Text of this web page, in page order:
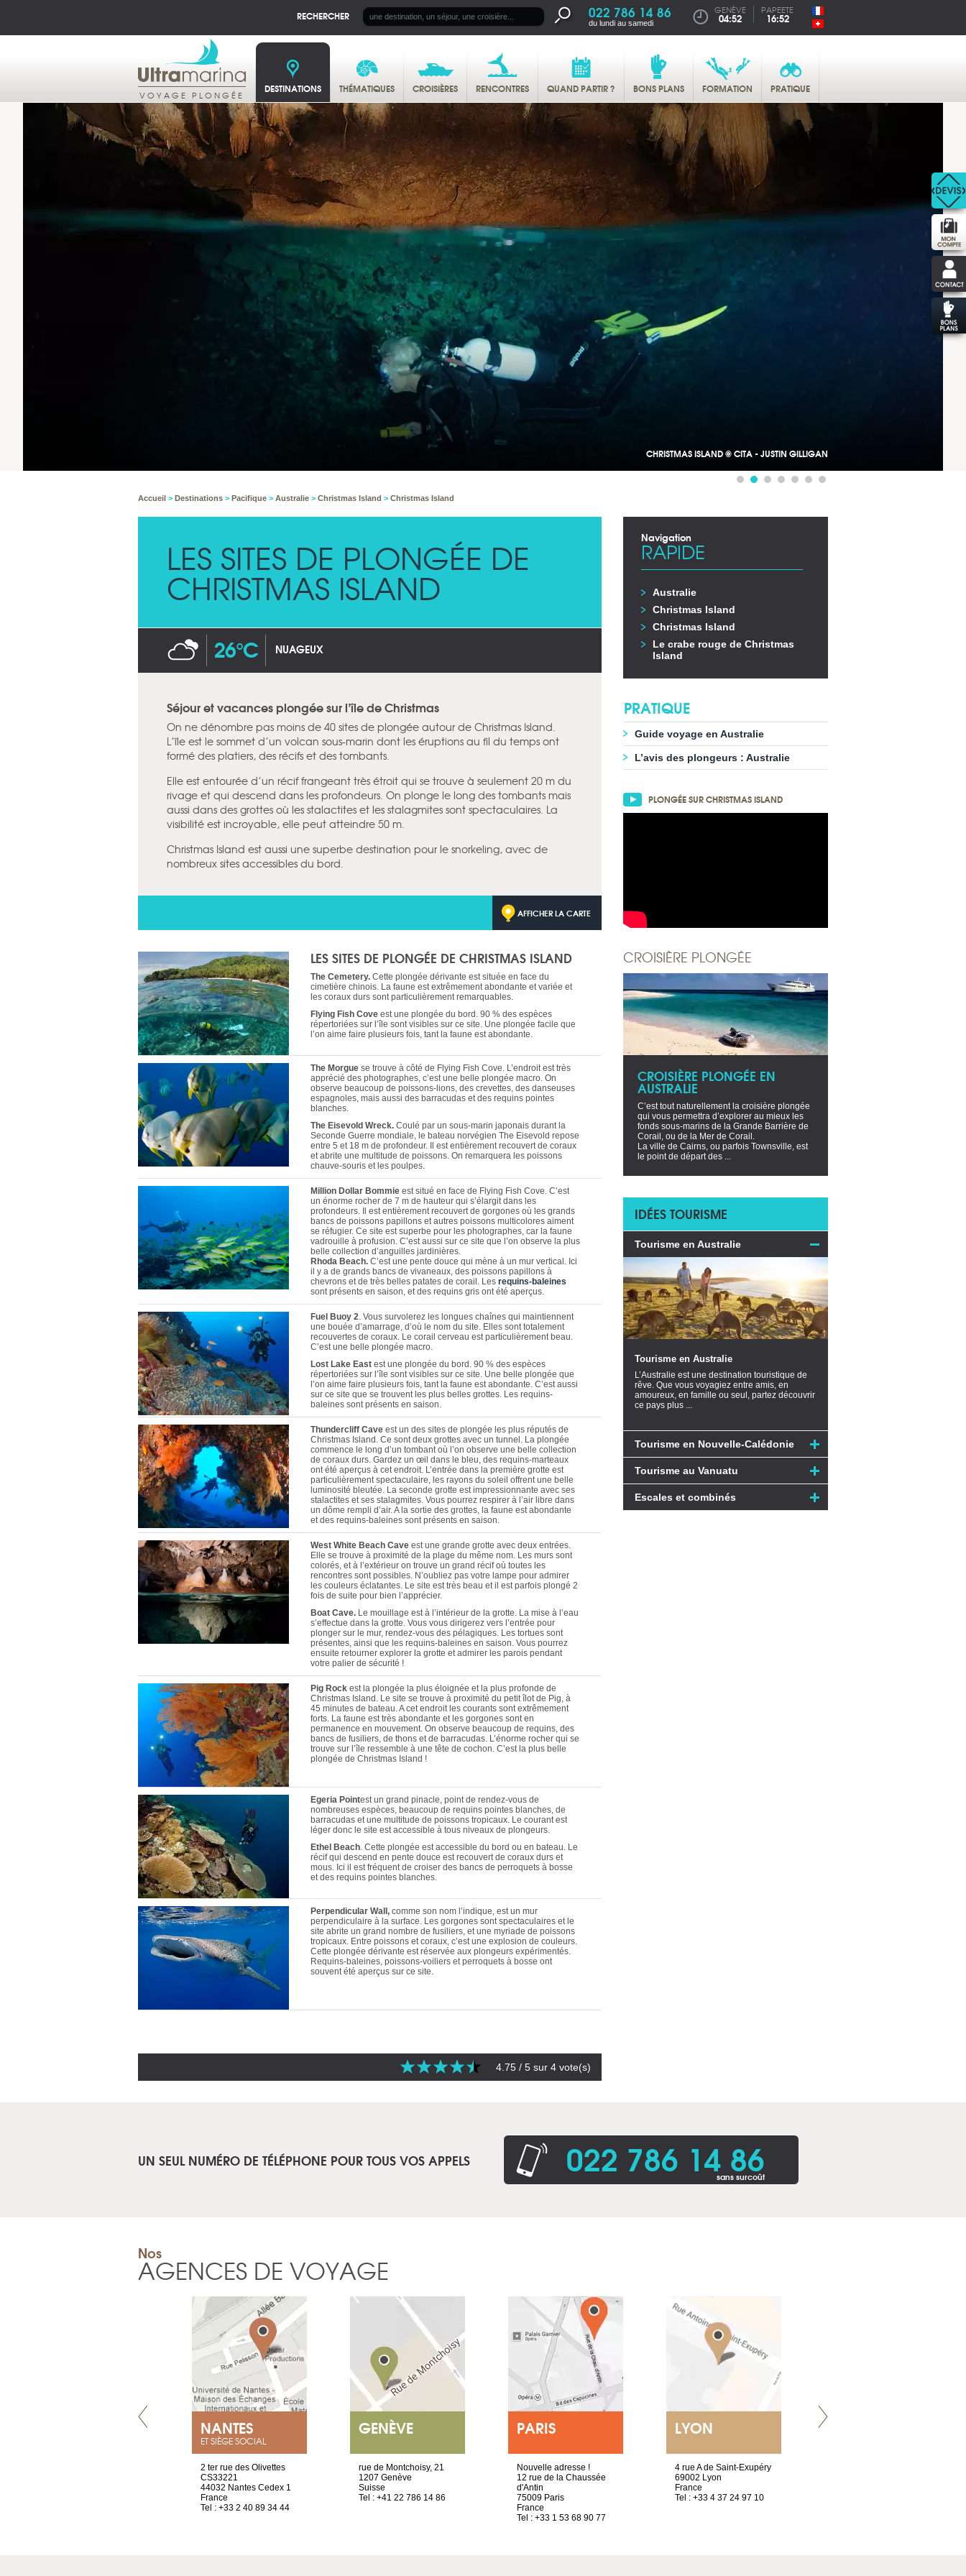
RECHERCHER 022 786 14 86
du lundi au samedi
GENÈVE
04:52
PAPEETE
16:52
VOYAGE PLONGÉE DESTINATIONS THÉMATIQUES CROISIÈRES RENCONTRES QUAND PARTIR ? BONS PLANS FORMATION PRATIQUE
CHRISTMAS ISLAND © CITA - JUSTIN GILLIGAN
Accueil > Destinations > Pacifique > Australie > Christmas Island > Christmas Island
LES SITES DE PLONGÉE DE
CHRISTMAS ISLAND
26°C NUAGEUX
Séjour et vacances plongée sur l’île de Christmas
On ne dénombre pas moins de 40 sites de plongée autour de Christmas Island.
L’île est le sommet d’un volcan sous-marin dont les éruptions au fil du temps ont
formé des platiers, des récifs et des tombants.
Elle est entourée d’un récif frangeant très étroit qui se trouve à seulement 20 m du
rivage et qui descend dans les profondeurs. On plonge le long des tombants mais
aussi dans des grottes où les stalactites et les stalagmites sont spectaculaires. La
visibilité est incroyable, elle peut atteindre 50 m.
Christmas Island est aussi une superbe destination pour le snorkeling, avec de
nombreux sites accessibles du bord.
AFFICHER LA CARTE
LES SITES DE PLONGÉE DE CHRISTMAS ISLAND
The Cemetery. Cette plongée dérivante est située en face du
cimetière chinois. La faune est extrêmement abondante et variée et
les coraux durs sont particulièrement remarquables.
Flying Fish Cove est une plongée du bord. 90 % des espèces
répertoriées sur l’île sont visibles sur ce site. Une plongée facile que
l’on aime faire plusieurs fois, tant la faune est abondante.
The Morgue se trouve à côté de Flying Fish Cove. L’endroit est très
apprécié des photographes, c’est une belle plongée macro. On
observe beaucoup de poissons-lions, des crevettes, des danseuses
espagnoles, mais aussi des barracudas et des requins pointes
blanches.
The Eisevold Wreck. Coulé par un sous-marin japonais durant la
Seconde Guerre mondiale, le bateau norvégien The Eisevold repose
entre 5 et 18 m de profondeur. Il est entièrement recouvert de coraux
et abrite une multitude de poissons. On remarquera les poissons
chauve-souris et les poulpes.
Million Dollar Bommie est situé en face de Flying Fish Cove. C’est
un énorme rocher de 7 m de hauteur qui s’élargit dans les
profondeurs. Il est entièrement recouvert de gorgones où les grands
bancs de poissons papillons et autres poissons multicolores aiment
se réfugier. Ce site est superbe pour les photographes, car la faune
vadrouille à profusion. C’est aussi sur ce site que l’on observe la plus
belle collection d’anguilles jardinières.
Rhoda Beach. C’est une pente douce qui mène à un mur vertical. Ici
il y a de grands bancs de vivaneaux, des poissons papillons à
chevrons et de très belles patates de corail. Les requins-baleines
sont présents en saison, et des requins gris ont été aperçus.
Fuel Buoy 2. Vous survolerez les longues chaînes qui maintiennent
une bouée d’amarrage, d’où le nom du site. Elles sont totalement
recouvertes de coraux. Le corail cerveau est particulièrement beau.
C’est une belle plongée macro.
Lost Lake East est une plongée du bord. 90 % des espèces
répertoriées sur l’île sont visibles sur ce site. Une belle plongée que
l’on aime faire plusieurs fois, tant la faune est abondante. C’est aussi
sur ce site que se trouvent les plus belles grottes. Les requins-
baleines sont présents en saison.
Thundercliff Cave est un des sites de plongée les plus réputés de
Christmas Island. Ce sont deux grottes avec un tunnel. La plongée
commence le long d’un tombant où l’on observe une belle collection
de coraux durs. Gardez un œil dans le bleu, des requins-marteaux
ont été aperçus à cet endroit. L’entrée dans la première grotte est
particulièrement spectaculaire, les rayons du soleil offrent une belle
luminosité bleutée. La seconde grotte est impressionnante avec ses
stalactites et ses stalagmites. Vous pourrez respirer à l’air libre dans
un dôme rempli d’air. A la sortie des grottes, la faune est abondante
et des requins-baleines sont présents en saison.
West White Beach Cave est une grande grotte avec deux entrées.
Elle se trouve à proximité de la plage du même nom. Les murs sont
colorés, et à l’extérieur on trouve un grand récif où toutes les
rencontres sont possibles. N’oubliez pas votre lampe pour admirer
les couleurs éclatantes. Le site est très beau et il est parfois plongé 2
fois de suite pour bien l’apprécier.
Boat Cave. Le mouillage est à l’intérieur de la grotte. La mise à l’eau
s’effectue dans la grotte. Vous vous dirigerez vers l’entrée pour
plonger sur le mur, rendez-vous des pélagiques. Les tortues sont
présentes, ainsi que les requins-baleines en saison. Vous pourrez
ensuite retourner explorer la grotte et admirer les parois pendant
votre palier de sécurité !
Pig Rock est la plongée la plus éloignée et la plus profonde de
Christmas Island. Le site se trouve à proximité du petit îlot de Pig, à
45 minutes de bateau. A cet endroit les courants sont extrêmement
forts. La faune est très abondante et les gorgones sont en
permanence en mouvement. On observe beaucoup de requins, des
bancs de fusiliers, de thons et de barracudas. L’énorme rocher qui se
trouve sur l’île ressemble à une tête de cochon. C’est la plus belle
plongée de Christmas Island !
Egeria Pointest un grand pinacle, point de rendez-vous de
nombreuses espèces, beaucoup de requins pointes blanches, de
barracudas et une multitude de poissons tropicaux. Le courant est
léger donc le site est accessible à tous niveaux de plongeurs.
Ethel Beach. Cette plongée est accessible du bord ou en bateau. Le
récif qui descend en pente douce est recouvert de coraux durs et
mous. Ici il est fréquent de croiser des bancs de perroquets à bosse
et des requins pointes blanches.
Perpendicular Wall, comme son nom l’indique, est un mur
perpendiculaire à la surface. Les gorgones sont spectaculaires et le
site abrite un grand nombre de fusiliers, et une myriade de poissons
tropicaux. Entre poissons et coraux, c’est une explosion de couleurs.
Cette plongée dérivante est réservée aux plongeurs expérimentés.
Requins-baleines, poissons-voiliers et perroquets à bosse ont
souvent été aperçus sur ce site.
4.75 / 5 sur 4 vote(s)
Navigation
RAPIDE
Australie
Christmas Island
Christmas Island
Le crabe rouge de Christmas
Island
PRATIQUE
Guide voyage en Australie
L’avis des plongeurs : Australie
PLONGÉE SUR CHRISTMAS ISLAND
CROISIÈRE PLONGÉE
CROISIÈRE PLONGÉE EN
AUSTRALIE
C’est tout naturellement la croisière plongée
qui vous permettra d’explorer au mieux les
fonds sous-marins de la Grande Barrière de
Corail, ou de la Mer de Corail.
La ville de Cairns, ou parfois Townsville, est
le point de départ des ...
IDÉES TOURISME
Tourisme en Australie
Tourisme en Australie
L’Australie est une destination touristique de
rêve. Que vous voyagiez entre amis, en
amoureux, en famille ou seul, partez découvrir
ce pays plus ...
Tourisme en Nouvelle-Calédonie
Tourisme au Vanuatu
Escales et combinés
UN SEUL NUMÉRO DE TÉLÉPHONE POUR TOUS VOS APPELS 022 786 14 86
sans surcoût
Nos
AGENCES DE VOYAGE
NANTES
ET SIÈGE SOCIAL
2 ter rue des Olivettes
CS33221
44032 Nantes Cedex 1
France
Tel : +33 2 40 89 34 44
GENÈVE
rue de Montchoisy, 21
1207 Genève
Suisse
Tel : +41 22 786 14 86
PARIS
Nouvelle adresse !
12 rue de la Chaussée
d'Antin
75009 Paris
France
Tel : +33 1 53 68 90 77
LYON
4 rue A de Saint-Exupéry
69002 Lyon
France
Tel : +33 4 37 24 97 10